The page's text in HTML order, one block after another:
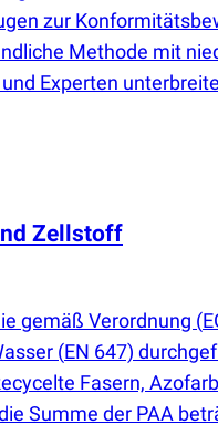
zur
Methode mit
Experten
Zellstoff
gemäß Verordnung (
(EN 647)
Fasern,
Summe der PAA